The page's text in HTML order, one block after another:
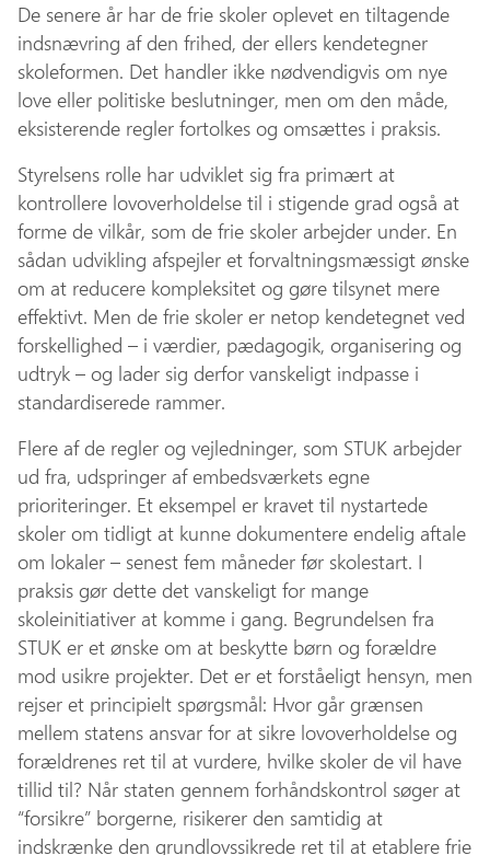
De senere år har de frie skoler oplevet en tiltagende
indsnævring af den frihed, der ellers kendetegner
skoleformen. Det handler ikke nødvendigvis om nye
love eller politiske beslutninger, men om den måde,
eksisterende regler fortolkes og omsættes i praksis.
Styrelsens rolle har udviklet sig fra primært at
kontrollere lovoverholdelse til i stigende grad også at
forme de vilkår, som de frie skoler arbejder under. En
sådan udvikling afspejler et forvaltningsmæssigt ønske
om at reducere kompleksitet og gøre tilsynet mere
effektivt. Men de frie skoler er netop kendetegnet ved
forskellighed – i værdier, pædagogik, organisering og
udtryk – og lader sig derfor vanskeligt indpasse i
standardiserede rammer.
Flere af de regler og vejledninger, som STUK arbejder
ud fra, udspringer af embedsværkets egne
prioriteringer. Et eksempel er kravet til nystartede
skoler om tidligt at kunne dokumentere endelig aftale
om lokaler – senest fem måneder før skolestart. I
praksis gør dette det vanskeligt for mange
skoleinitiativer at komme i gang. Begrundelsen fra
STUK er et ønske om at beskytte børn og forældre
mod usikre projekter. Det er et forståeligt hensyn, men
rejser et principielt spørgsmål: Hvor går grænsen
mellem statens ansvar for at sikre lovoverholdelse og
forældrenes ret til at vurdere, hvilke skoler de vil have
tillid til? Når staten gennem forhåndskontrol søger at
“forsikre” borgerne, risikerer den samtidig at
indskrænke den grundlovssikrede ret til at etablere frie